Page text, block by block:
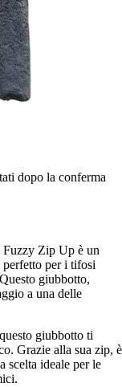
dopo la conferma
Zip Up è un
perfetto per i tifosi
giubbotto,
a una delle
giubbotto ti
Grazie alla sua zip, è
scelta ideale per le